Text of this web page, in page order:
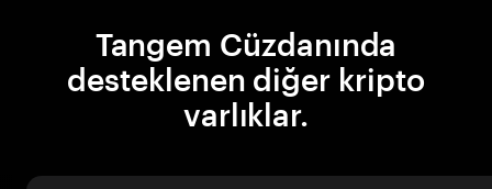
Tangem Cüzdanında
desteklenen diğer kripto
varlıklar.